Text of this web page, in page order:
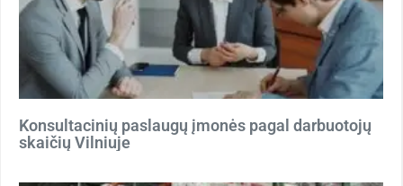
Konsultacinių paslaugų įmonės pagal darbuotojų
skaičių Vilniuje